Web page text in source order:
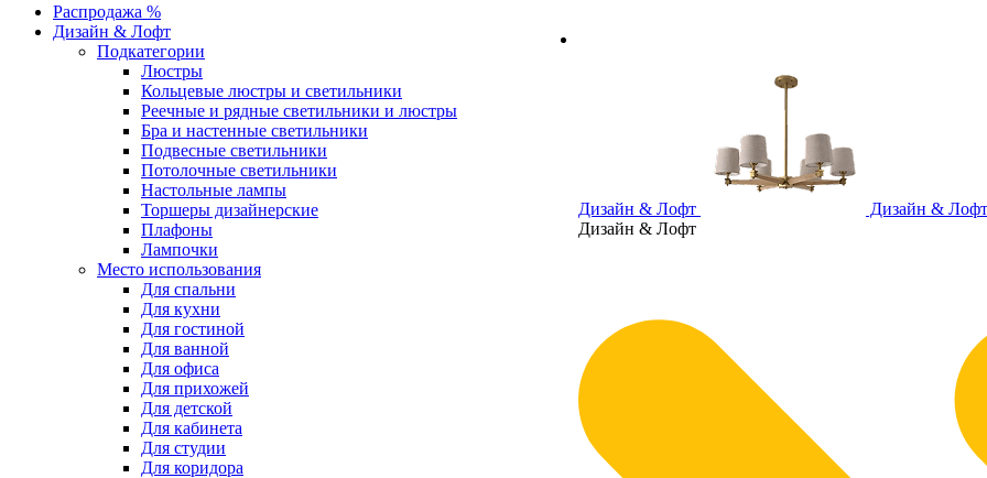
Дизайн & Лофт
Дизайн & Лофт
Дизайн & Лофт
Распродажа %
Дизайн & Лофт
Подкатегории
Люстры
Кольцевые люстры и светильники
Реечные и рядные светильники и люстры
Бра и настенные светильники
Подвесные светильники
Потолочные светильники
Настольные лампы
Торшеры дизайнерские
Плафоны
Лампочки
Место использования
Для спальни
Для кухни
Для гостиной
Для ванной
Для офиса
Для прихожей
Для детской
Для кабинета
Для студии
Для коридора